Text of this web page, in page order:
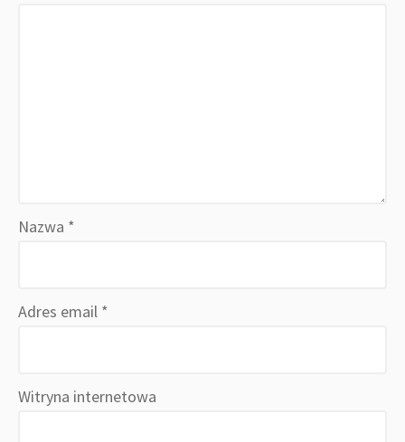
Nazwa *
Adres email *
Witryna internetowa